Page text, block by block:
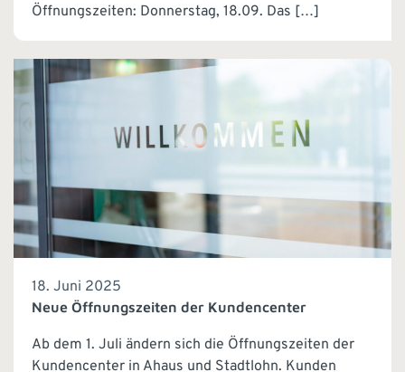
Öffnungszeiten: Donnerstag, 18.09. Das […]
18. Juni 2025
Neue Öffnungszeiten der Kundencenter
Ab dem 1. Juli ändern sich die Öffnungszeiten der
Kundencenter in Ahaus und Stadtlohn. Kunden